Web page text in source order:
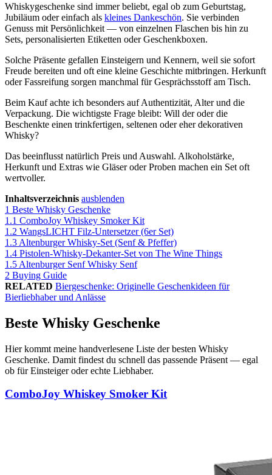
Whiskygeschenke sind immer beliebt, egal ob zum Geburtstag,
Jubiläum oder einfach als kleines Dankeschön. Sie verbinden
Genuss mit Persönlichkeit — von einzelnen Flaschen bis hin zu
Sets, personalisierten Etiketten oder Geschenkboxen.
Solche Präsente gefallen Einsteigern und Kennern, weil sie sofort
Freude bereiten und oft eine kleine Geschichte mitbringen. Herkunft
oder Fassreifung sorgen manchmal für Gesprächsstoff am Tisch.
Beim Kauf achte ich besonders auf Authentizität, Alter und die
Verpackung. Die wichtigste Frage bleibt: Will der oder die
Beschenkte einen trinkfertigen, seltenen oder eher dekorativen
Whisky?
Das beeinflusst natürlich Preis und Auswahl. Alkoholstärke,
Herkunft und Extras wie Gläser oder Proben machen ein Set oft
wertvoller.
Inhaltsverzeichnis ausblenden
1 Beste Whisky Geschenke
1.1 ComboJoy Whiskey Smoker Kit
1.2 WangsLICHT Filz-Untersetzer (6er Set)
1.3 Altenburger Whisky-Set (Senf & Pfeffer)
1.4 Pistolen-Whisky-Dekanter-Set von The Wine Things
1.5 Altenburger Senf Whisky Senf
2 Buying Guide
RELATED Biergeschenke: Originelle Geschenkideen für
Bierliebhaber und Anlässe
Beste Whisky Geschenke
Hier kommt meine handverlesene Liste der besten Whisky
Geschenke. Damit findest du schnell das passende Präsent — egal
ob für Einsteiger oder echte Liebhaber.
ComboJoy Whiskey Smoker Kit